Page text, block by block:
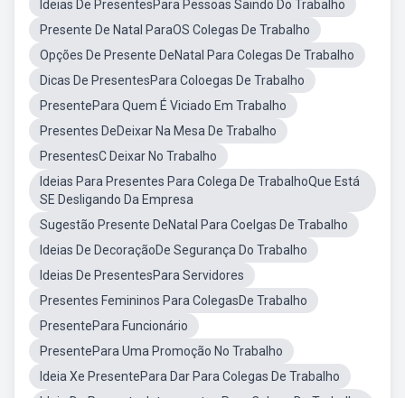
Ideias De PresentesPara Pessoas Saindo Do Trabalho
Presente De Natal ParaOS Colegas De Trabalho
Opções De Presente DeNatal Para Colegas De Trabalho
Dicas De PresentesPara Coloegas De Trabalho
PresentePara Quem É Viciado Em Trabalho
Presentes DeDeixar Na Mesa De Trabalho
PresentesC Deixar No Trabalho
Ideias Para Presentes Para Colega De TrabalhoQue Está
SE Desligando Da Empresa
Sugestão Presente DeNatal Para Coelgas De Trabalho
Ideias De DecoraçãoDe Segurança Do Trabalho
Ideias De PresentesPara Servidores
Presentes Femininos Para ColegasDe Trabalho
PresentePara Funcionário
PresentePara Uma Promoção No Trabalho
Ideia Xe PresentePara Dar Para Colegas De Trabalho